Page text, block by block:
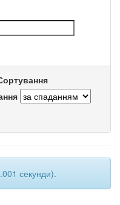
секунди).